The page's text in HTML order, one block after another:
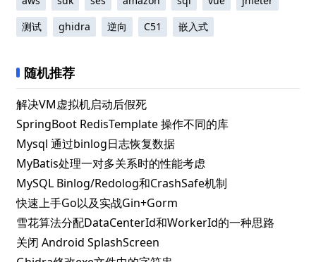
SpringBoot RedisTemplate 操作不同的库
Mysql 通过binlog日志恢复数据
MySQL Binlog/Redolog和CrashSafe机制
快速上手Go以及实战Gin+Gorm
雪花算法分配DataCenterId和WorkerId的一种思路
关闭 Android SplashScreen
Ghidra修改exe文件中的字符串
22xCode官方QQ群